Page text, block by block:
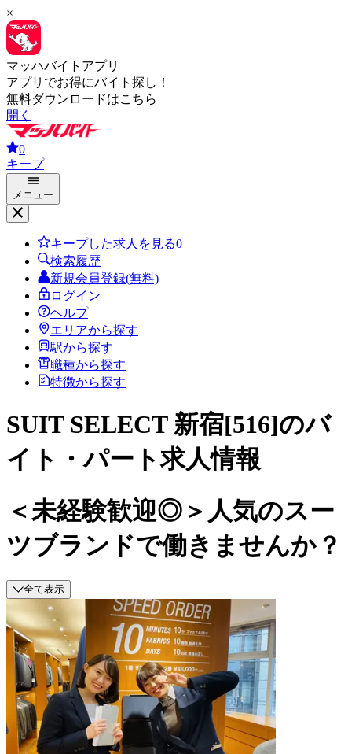
×
マッハバイトアプリ
アプリでお得にバイト探し！
無料ダウンロードはこちら
開く
0
キープ
メニュー
キープした求人を見る0
検索履歴
新規会員登録(無料)
ログイン
ヘルプ
エリアから探す
駅から探す
職種から探す
特徴から探す
SUIT SELECT 新宿[516]のバ
イト・パート求人情報
＜未経験歓迎◎＞人気のスー
ツブランドで働きませんか？
全て表示